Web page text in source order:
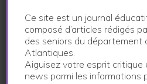
Découverte inattendue sur les
Bayonne
11 avril 2024
L’été toute l’année au Pays
Ce site est un journal
composé d’articles rédigés
des seniors du département
Atlantiques.
Aiguisez votre esprit critique
news parmi les informations